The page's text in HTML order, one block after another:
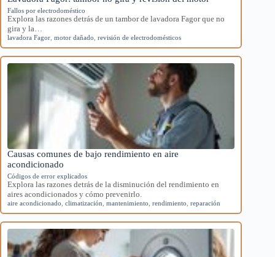
Fallos por electrodoméstico
Explora las razones detrás de un tambor de lavadora Fagor que no
gira y la…
lavadora Fagor motor dañado revisión de electrodomésticos
Causas comunes de bajo rendimiento en aire
acondicionado
Códigos de error explicados
Explora las razones detrás de la disminución del rendimiento en
aires acondicionados y cómo prevenirlo.
aire acondicionado climatización mantenimiento rendimiento reparación